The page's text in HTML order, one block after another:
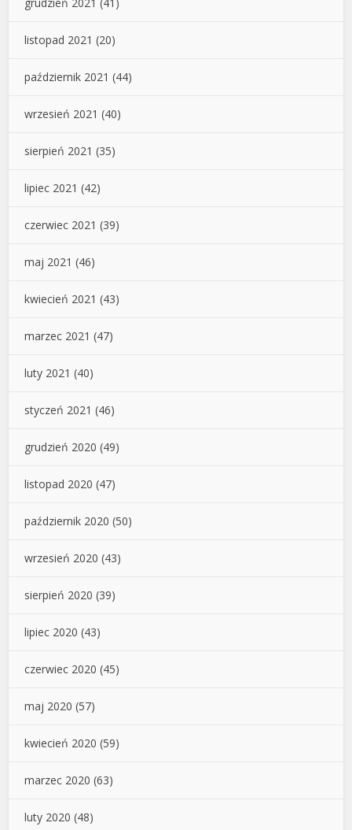
listopad 2021 (20)
październik 2021 (44)
wrzesień 2021 (40)
sierpień 2021 (35)
lipiec 2021 (42)
czerwiec 2021 (39)
maj 2021 (46)
kwiecień 2021 (43)
marzec 2021 (47)
luty 2021 (40)
styczeń 2021 (46)
grudzień 2020 (49)
listopad 2020 (47)
październik 2020 (50)
wrzesień 2020 (43)
sierpień 2020 (39)
lipiec 2020 (43)
czerwiec 2020 (45)
maj 2020 (57)
kwiecień 2020 (59)
marzec 2020 (63)
luty 2020 (48)